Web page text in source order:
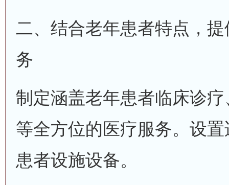
二、结合老年患者特点，
务
制定涵盖老年患者临床诊
等全方位的医疗服务。设
患者设施设备。